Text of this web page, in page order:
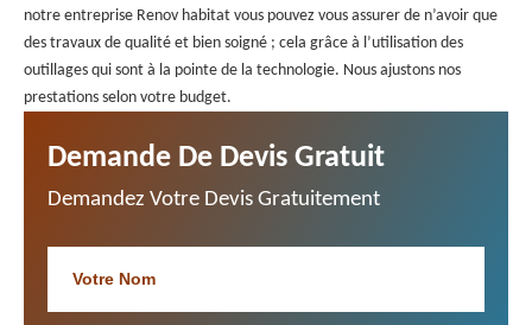
notre entreprise Renov habitat vous pouvez vous assurer de n’avoir que
des travaux de qualité et bien soigné ; cela grâce à l’utilisation des
outillages qui sont à la pointe de la technologie. Nous ajustons nos
prestations selon votre budget.
Demande De Devis Gratuit
Demandez Votre Devis Gratuitement